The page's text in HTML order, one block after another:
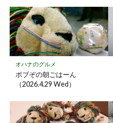
マ
ー
ク
に
保
存
オハナのグルメ
ボブぞの朝ごはーん
（2026.4.29 Wed）